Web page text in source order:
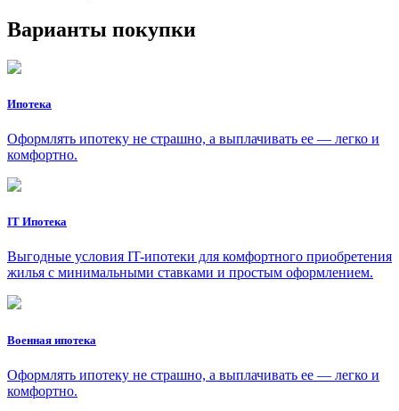
Варианты покупки
Ипотека
Оформлять ипотеку не страшно, а выплачивать ее — легко и
комфортно.
IT Ипотека
Выгодные условия IT-ипотеки для комфортного приобретения
жилья с минимальными ставками и простым оформлением.
Военная ипотека
Оформлять ипотеку не страшно, а выплачивать ее — легко и
комфортно.